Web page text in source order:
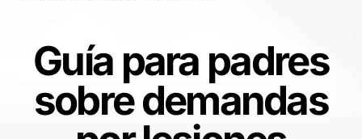
Guía para padres
sobre demandas